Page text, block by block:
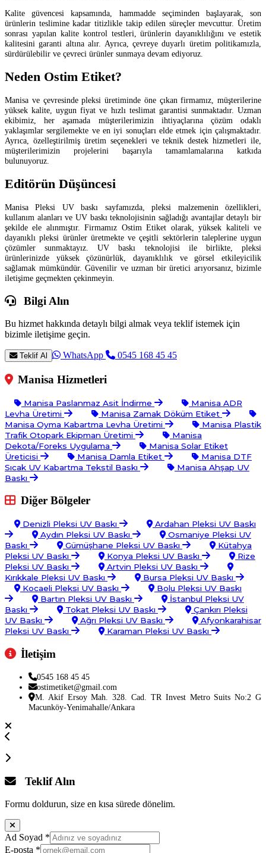
Kalite güvencesi kapsamında, hammadde seçiminden başlayarak, son
ürünlerin teslimine kadar titizlikle takip edilen süreçler mevcuttur. Üretim
sonrası yapılan kalite kontrol testleri, ürünlerin dayanıklılığını ve estetik
kalitesini garanti altına alır. Ayrıca, çevreye duyarlı üretim politikamızla,
sürdürülebilir ve çevreci ürünler sunmaya devam ediyoruz.
Neden Ostim Etiket?
Manisa ve çevresinde pleksi üretiminde öne çıkan firmamız, müşterilerine
yüksek kalite, uygun fiyat ve hızlı teslimat garantisi sunmaktadır. Uzman
ekibimiz, her aşamada müşterilerimizin ihtiyaçlarına çözüm odaklı
yaklaşımlar sergilemekte ve en iyi sonuçları elde etmek için çalışmaktadır.
Ayrıca, özelleştirilmiş üretim seçenekleri ve teknik destek hizmetleri ile,
müşterilerimizin projelerini başarıyla tamamlamalarına katkıda
bulunuyoruz.
Editörün Düşüncesi
Manisa Pleksi UV baskı sayfamızda, pleksi malzemenin özellikleri,
kullanım alanları ve UV baskı teknolojisinin sağladığı avantajlar detaylı bir
şekilde ele alınmıştır. Firmamız Ostim Etiket olarak, yüksek kaliteli ve
dayanıklı pleksi ürünler üretmekte ve çeşitli sektörlerin taleplerine uygun
çözümler sunmaktayız. UV baskı teknolojisi ile birlikte, pleksi
ürünlerinizde yüksek çözünürlük, dayanıklılık ve görsel etkileyicilik
sağlamak mümkündür. Güvenilir ve uzman bir üretici arıyorsanız, bizimle
iletişime geçmekten çekinmeyin.
Bilgi Alın
Bu hizmet hakkında detaylı bilgi almak veya teklif istemek için
bizimle iletişime geçin.
Teklif Al WhatsApp 0545 168 45 45
Manisa Hizmetleri
Manisa Paslanmaz Asit İndirme
Manisa ADR
Levha Üretimi
Manisa Zamak Döküm Etiket
Manisa Oyma Kabartma Levha Üretimi
Manisa Plastik
Trafik Otopark Ekipman Üretimi
Manisa
Dekota/Foreks Uygulama
Manisa Solar Etiket
Üreticisi
Manisa Damla Etiket
Manisa DTF
Sıcak UV Kabartma Tekstil Baskı
Manisa Ahşap UV
Baskı
Diğer Bölgeler
Denizli Pleksi UV Baskı
Ardahan Pleksi UV Baskı
Aydın Pleksi UV Baskı
Osmaniye Pleksi UV
Baskı
Gümüşhane Pleksi UV Baskı
Kütahya
Pleksi UV Baskı
Konya Pleksi UV Baskı
Rize
Pleksi UV Baskı
Artvin Pleksi UV Baskı
Kırıkkale Pleksi UV Baskı
Bursa Pleksi UV Baskı
Kocaeli Pleksi UV Baskı
Bolu Pleksi UV Baskı
Bartın Pleksi UV Baskı
İstanbul Pleksi UV
Baskı
Tokat Pleksi UV Baskı
Çankırı Pleksi
UV Baskı
Ağrı Pleksi UV Baskı
Afyonkarahisar
Pleksi UV Baskı
Karaman Pleksi UV Baskı
İletişim
0545 168 45 45
ostimetiket@gmail.com
M. Akif Ersoy Mah. 328. Cad. TR Invest Metro Suits No:2 G
Macunköy-Yenimahalle/Ankara
Teklif Alın
Formu doldurun, size en kısa sürede dönelim.
Ad Soyad *
E-posta *